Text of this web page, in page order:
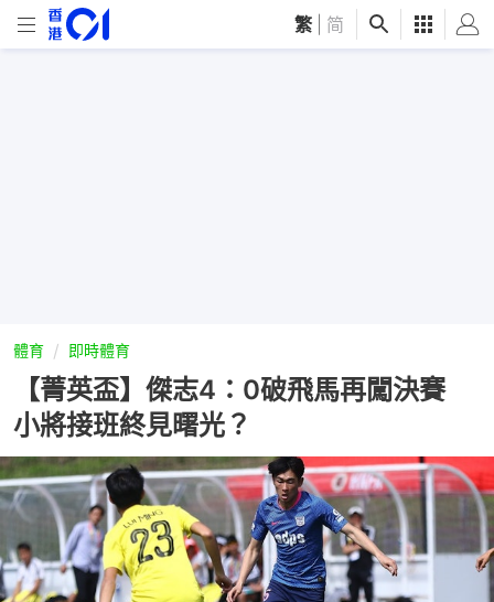
繁 简
體育 即時體育
【菁英盃】傑志4：0破飛馬再闖決賽
小將接班終見曙光？